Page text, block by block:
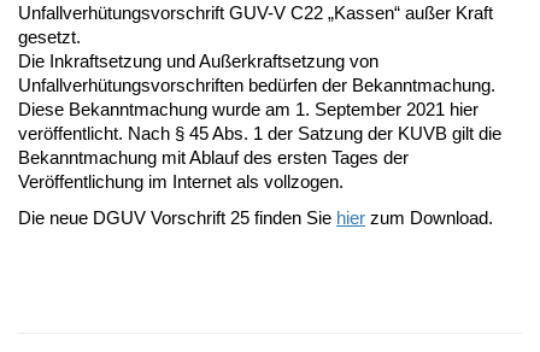
Unfallverhütungsvorschrift GUV-V C22 „Kassen“ außer Kraft
gesetzt.
Die Inkraftsetzung und Außerkraftsetzung von
Unfallverhütungsvorschriften bedürfen der Bekanntmachung.
Diese Bekanntmachung wurde am 1. September 2021 hier
veröffentlicht. Nach § 45 Abs. 1 der Satzung der KUVB gilt die
Bekanntmachung mit Ablauf des ersten Tages der
Veröffentlichung im Internet als vollzogen.
Die neue DGUV Vorschrift 25 finden Sie hier zum Download.